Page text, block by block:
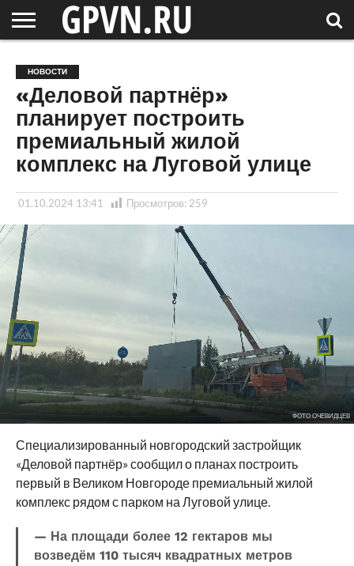
ОБЛАСТЬ
НОВОСТИ
СОСЕДЕЙ
РОССИЯ
/ МИР
СПЕЦПРОЕКТЫ
БЛОГ
СТАТЬИ
ФОТОРЕПОРТАЖИ
ИНТЕРВЬЮ
ОБЪЕКТЫ
ПОДБОРКИ
НОВОСТИ
«Деловой партнёр»
планирует построить
премиальный жилой
комплекс на Луговой улице
01.10.2024 13:41 Просмотров: 259
ФОТО ОЧЕВИДЦЕВ
Специализированный новгородский застройщик
«Деловой партнёр» сообщил о планах построить
первый в Великом Новгороде премиальный жилой
комплекс рядом с парком на Луговой улице.
— На площади более 12 гектаров мы
возведём 110 тысяч квадратных метров